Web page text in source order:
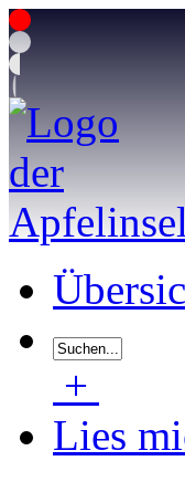
+
Lies